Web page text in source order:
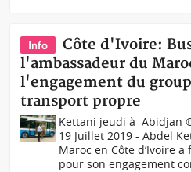
Info
Côte d'Ivoire:
l'ambassadeur du
l'engagement du
transport propre
Kettani jeudi à Abidjan
19 Juillet 2019 - Abdel
Maroc en Côte d’Ivoire
pour son engagement